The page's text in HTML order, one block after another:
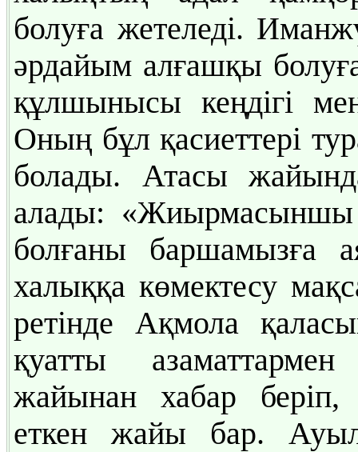
болуға жетеледі.
әрдайым алғашқы
құлшынысы кеңдігі
Оның бұл қасиеттері
болады. Атасы
алады:
болғаны баршамызға
халыққа көмектесу
ретінде Ақмола
қуатты
жайынан хабар
еткен жайы бар.